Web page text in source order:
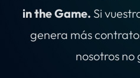
in the Game. Si
genera más
nosotros no